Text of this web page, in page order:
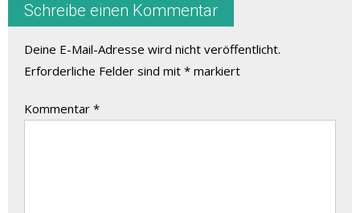
Schreibe einen Kommentar
Deine E-Mail-Adresse wird nicht veröffentlicht.
Erforderliche Felder sind mit * markiert
Kommentar *